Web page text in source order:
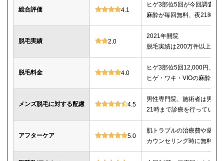
総合評価 4.1
ヒゲ3部位5回が今回調査し
麻酔が毎回無料、夜21時ま
脱毛実績 2.0
2021年開院
脱毛実績は200万件以上
脱毛料金 4.0
ヒゲ3部位5回12,000円、ヒ
ヒゲ・ワキ・VIOの麻酔が
メンズ脱毛に対する配慮 4.5
男性専門院、施術者は男性
21時まで診療を行っている
アフターケア 5.0
肌トラブルの治療費や薬代
カウンセリング時に無料で